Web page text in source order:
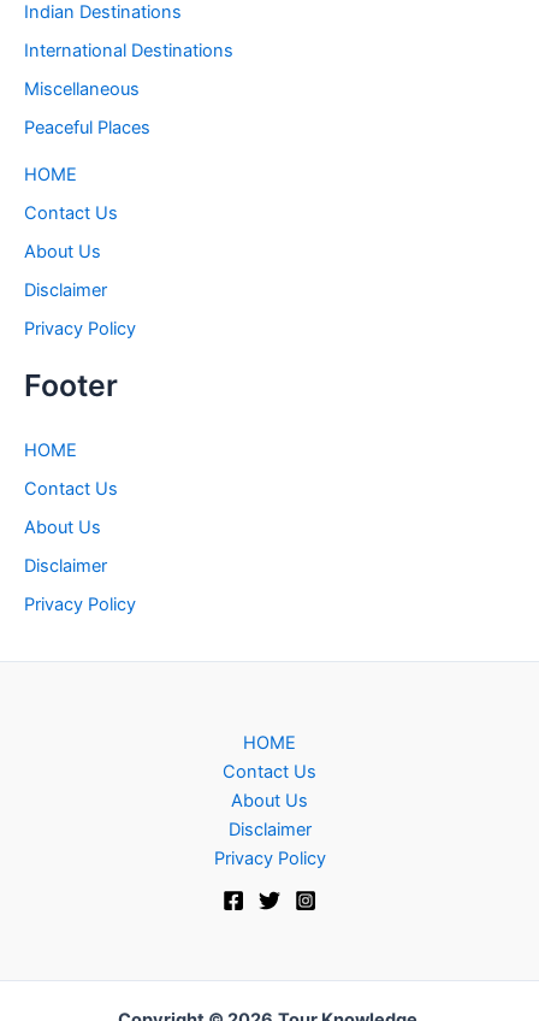
Indian Destinations
International Destinations
Miscellaneous
Peaceful Places
HOME
Contact Us
About Us
Disclaimer
Privacy Policy
Footer
HOME
Contact Us
About Us
Disclaimer
Privacy Policy
HOME
Contact Us
About Us
Disclaimer
Privacy Policy